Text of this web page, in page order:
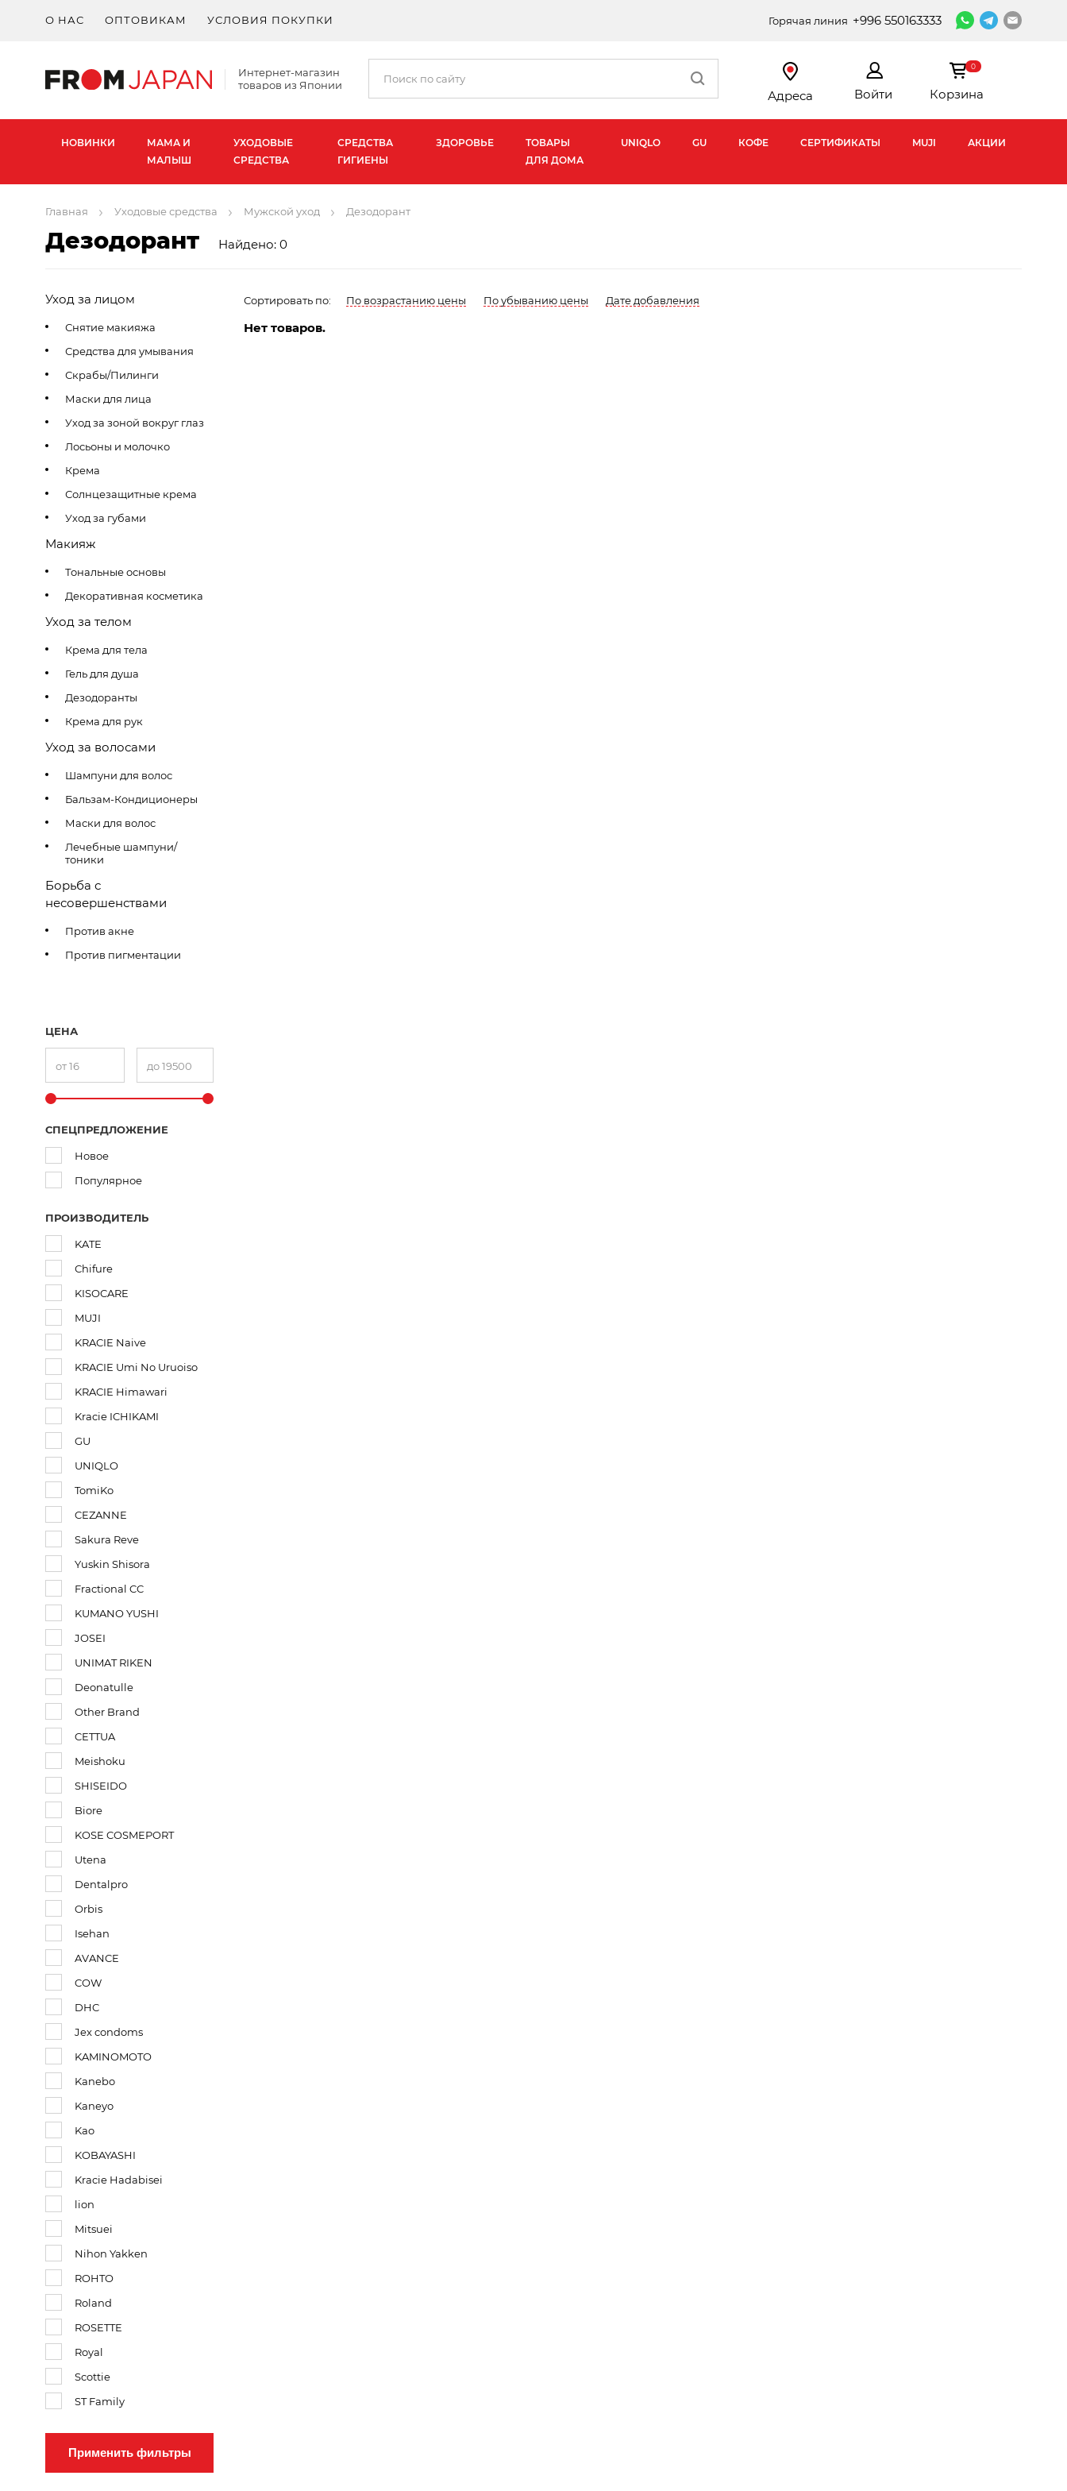
О НАС ОПТОВИКАМ УСЛОВИЯ ПОКУПКИ Горячая линия +996 550163333
Интернет-магазин
товаров из Японии
Адреса Войти
0
Корзина
НОВИНКИ
МАМА И
МАЛЫШ
УХОДОВЫЕ
СРЕДСТВА
СРЕДСТВА
ГИГИЕНЫ
ЗДОРОВЬЕ
ТОВАРЫ
ДЛЯ ДОМА
UNIQLO GU КОФЕ СЕРТИФИКАТЫ MUJI АКЦИИ
Главная Уходовые средства Мужской уход Дезодорант
Дезодорант Найдено: 0
Уход за лицом
Снятие макияжа
Средства для умывания
Скрабы/Пилинги
Маски для лица
Уход за зоной вокруг глаз
Лосьоны и молочко
Крема
Солнцезащитные крема
Уход за губами
Макияж
Тональные основы
Декоративная косметика
Уход за телом
Крема для тела
Гель для душа
Дезодоранты
Крема для рук
Уход за волосами
Шампуни для волос
Бальзам-Кондиционеры
Маски для волос
Лечебные шампуни/
тоники
Борьба с
несовершенствами
Против акне
Против пигментации
ЦЕНА
СПЕЦПРЕДЛОЖЕНИЕ
Новое
Популярное
ПРОИЗВОДИТЕЛЬ
KATE
Сhifure
KISOCARE
MUJI
KRACIE Naive
KRACIE Umi No Uruoiso
KRACIE Himawari
Kracie ICHIKAMI
GU
UNIQLO
TomiKo
CEZANNE
Sakura Reve
Yuskin Shisora
Fractional CC
KUMANO YUSHI
JOSEI
UNIMAT RIKEN
Deonatulle
Other Brand
CETTUA
Meishoku
SHISEIDO
Biore
KOSE COSMEPORT
Utena
Dentalpro
Orbis
Isehan
AVANCE
COW
DHC
Jex condoms
KAMINOMOTO
Kanebo
Kaneyo
Kao
KOBAYASHI
Kracie Hadabisei
lion
Mitsuei
Nihon Yakken
ROHTO
Roland
ROSETTE
Royal
Scottie
ST Family
Применить фильтры
Сортировать по: По возрастанию цены По убыванию цены Дате добавления
Нет товаров.